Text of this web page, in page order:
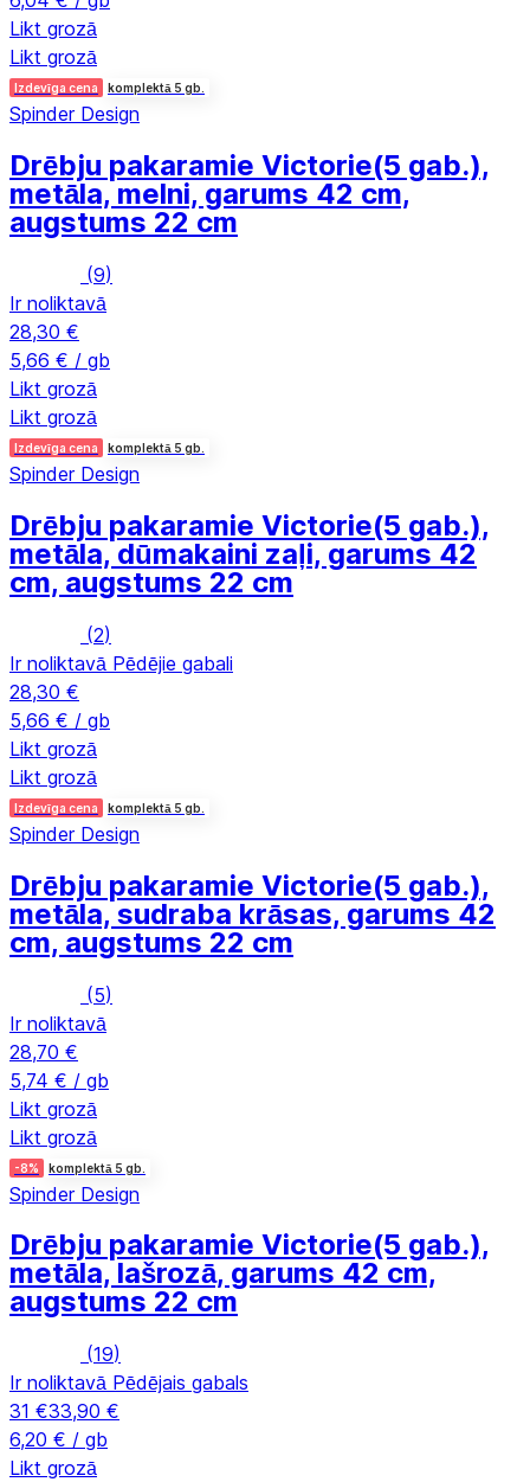
Likt grozā
Likt grozā
Izdevīga cena komplektā 5 gb.
Spinder Design
Drēbju pakaramie Victorie(5 gab.),
metāla, melni, garums 42 cm,
augstums 22 cm
(9)
Ir noliktavā
28,30 €
5,66 € / gb
Likt grozā
Likt grozā
Izdevīga cena komplektā 5 gb.
Spinder Design
Drēbju pakaramie Victorie(5 gab.),
metāla, dūmakaini zaļi, garums 42
cm, augstums 22 cm
(2)
Ir noliktavā Pēdējie gabali
28,30 €
5,66 € / gb
Likt grozā
Likt grozā
Izdevīga cena komplektā 5 gb.
Spinder Design
Drēbju pakaramie Victorie(5 gab.),
metāla, sudraba krāsas, garums 42
cm, augstums 22 cm
(5)
Ir noliktavā
28,70 €
5,74 € / gb
Likt grozā
Likt grozā
-8% komplektā 5 gb.
Spinder Design
Drēbju pakaramie Victorie(5 gab.),
metāla, lašrozā, garums 42 cm,
augstums 22 cm
(19)
Ir noliktavā Pēdējais gabals
31 €33,90 €
6,20 € / gb
Likt grozā